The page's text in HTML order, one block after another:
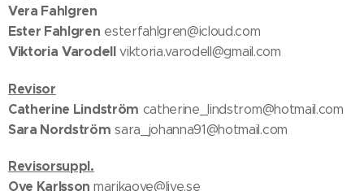
Vera Fahlgren
Ester Fahlgren esterfahlgren@icloud.com
Viktoria Varodellviktoria.varodell@gmail.com
Revisor
Catherine Lindström catherine_lindstrom@hotmail.com
Sara Nordström sara_johanna91@hotmail.com
Revisorsuppl.
Ove Karlsson marikaove@live.se